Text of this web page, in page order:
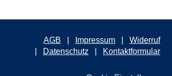
AGB Impressum
Widerruf
Datenschutz
Kontaktformular